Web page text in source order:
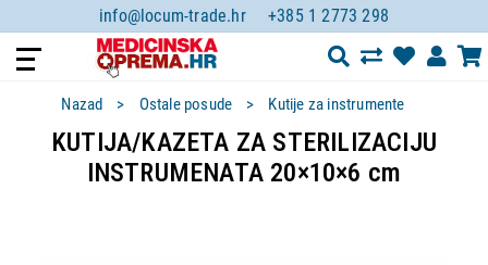
info@locum-trade.hr +385 1 2773 298
Nazad Ostale posude Kutije za instrumente
KUTIJA/KAZETA ZA STERILIZACIJU
INSTRUMENATA 20×10×6 cm